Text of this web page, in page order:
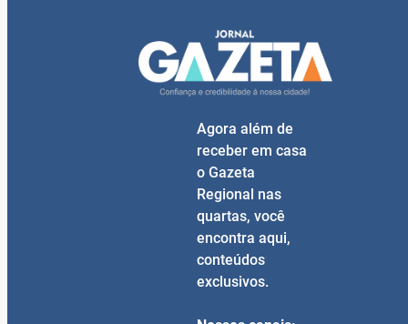
Agora além de
receber em casa
o Gazeta
Regional nas
quartas, você
encontra aqui,
conteúdos
exclusivos.